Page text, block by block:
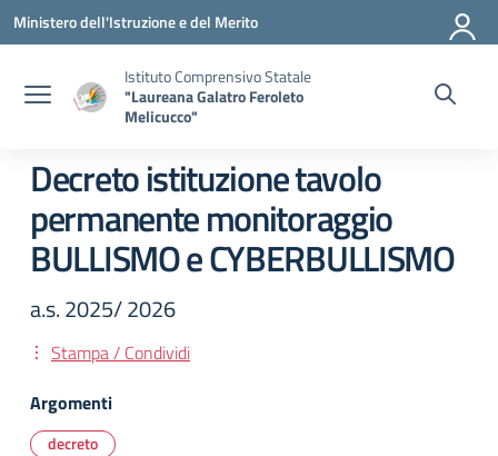
Vai ai contenuti
Vai al menu di navigazione
Vai al footer
Ministero dell'Istruzione e del Merito
Istituto Comprensivo Statale
"Laureana Galatro Feroleto
Melicucco"
Decreto istituzione tavolo
permanente monitoraggio
BULLISMO e CYBERBULLISMO
a.s. 2025/ 2026
Stampa / Condividi
Argomenti
decreto